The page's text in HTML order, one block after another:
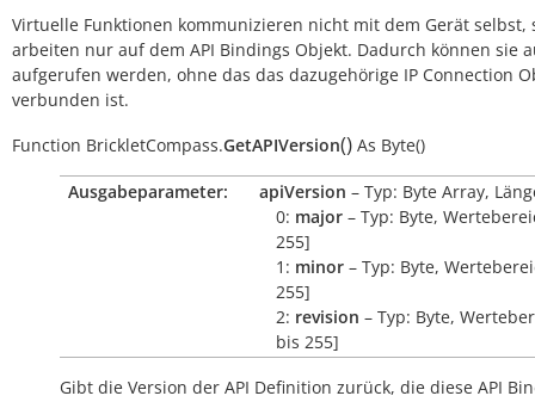
Virtuelle Funktionen kommunizieren nicht mit dem Gerät selbst,
arbeiten nur auf dem API Bindings Objekt. Dadurch können sie
aufgerufen werden, ohne das das dazugehörige IP Connection
verbunden ist.
Function BrickletCompass.GetAPIVersion() As Byte()
Ausgabeparameter: apiVersion – Typ: Byte Array,
0: major – Typ: Byte,
255]
1: minor – Typ: Byte,
255]
2: revision – Typ: Byte,
bis 255]
Gibt die Version der API Definition zurück, die diese API